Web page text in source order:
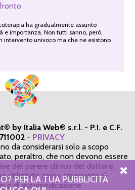
ha gradualmente assunto
e importanza. Non tutti sanno, però,
intervento univoco ma che ne esistono
by Italia Web® s.r.l. - P.I. e C.F.
- PRIVACY
da considerarsi solo a scopo
peraltro, che non devono essere
del parere clinico del dottore,
utilizzate come strumento di
o di automedicazione.
PER LA TUA PUBBLICITÀ